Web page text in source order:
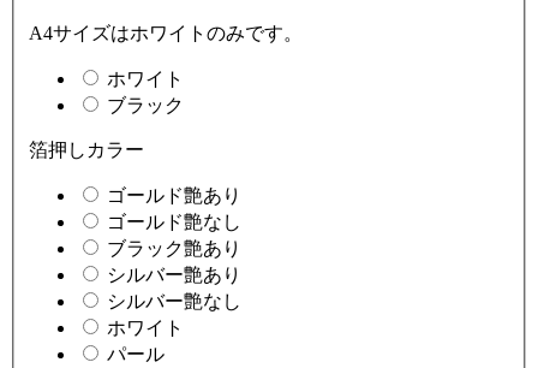
A4サイズはホワイトのみです。
ホワイト
ブラック
箔押しカラー
ゴールド艶あり
ゴールド艶なし
ブラック艶あり
シルバー艶あり
シルバー艶なし
ホワイト
パール